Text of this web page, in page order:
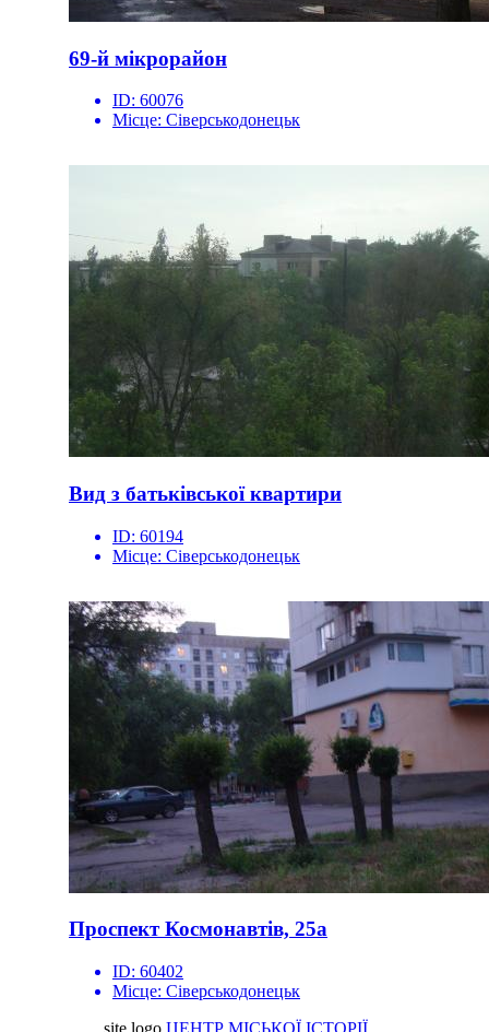
69-й мікрорайон
ID: 60076
Місце: Сіверськодонецьк
Вид з батьківської квартири
ID: 60194
Місце: Сіверськодонецьк
Проспект Космонавтів, 25а
ID: 60402
Місце: Сіверськодонецьк